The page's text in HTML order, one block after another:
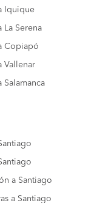
Iquique
La Serena
Copiapó
Vallenar
Salamanca
a Santiago
a Santiago